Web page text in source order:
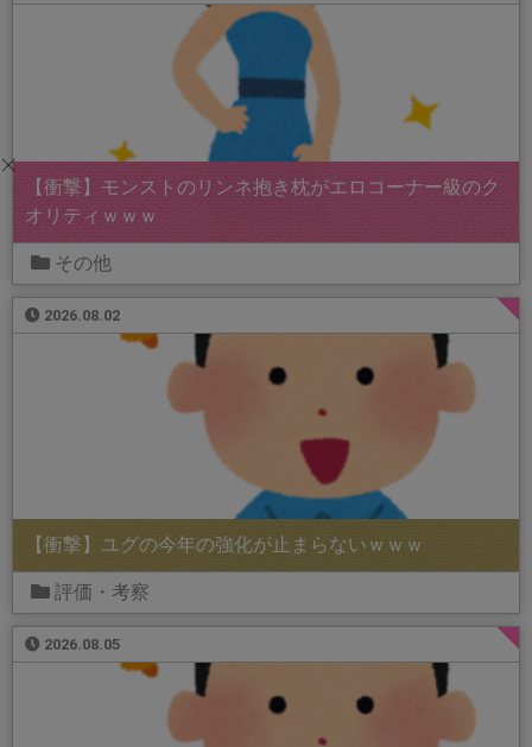
【衝撃】モンストのリンネ抱き枕がエロコーナー級のク
オリティｗｗｗ
その他
2026.08.02
【衝撃】ユグの今年の強化が止まらないｗｗｗ
評価・考察
2026.08.05